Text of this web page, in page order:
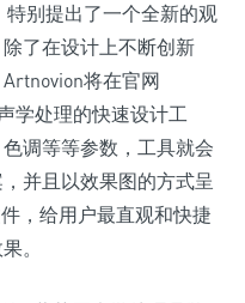
别提出了一个全新的观
了在设计上不断创新
将在官网
学处理的快速设计工
调等等参数，工具就会
并且以效果图的方式呈
，给用户最直观和快捷
。